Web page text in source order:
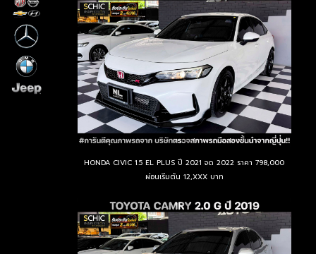
HONDA CIVIC 1.5 EL PLUS ปี 2021 จด 2022 ราคา 798,000
ผ่อนเริ่มต้น 12,XXX บาท